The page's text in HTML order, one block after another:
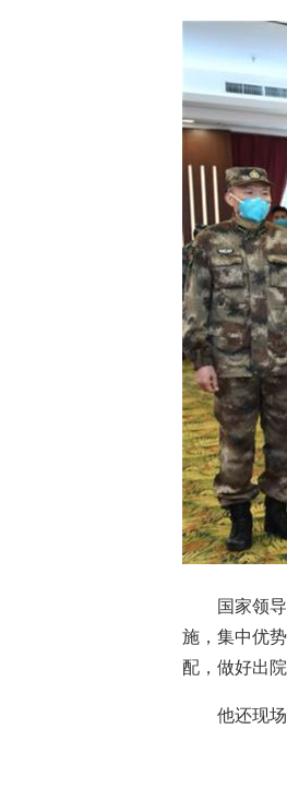
国家领导人
施，集中优
配，做好出
他还现场